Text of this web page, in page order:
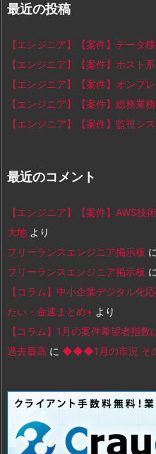
最近の投稿
【エンジニア】【案件】データ
【エンジニア】【案件】ホスト
【エンジニア】【案件】オンプ
【エンジニア】【案件】総務業
【エンジニア】【案件】監視シ
最近のコメント
【エンジニア】【案件】AWS技
大地 より
フリーランスエンジニア掲示板
フリーランスエンジニア掲示板
【コラム】中小企業デジタル化
たい - 金速まとめ+ より
【コラム】1月の案件希望者指
過去最高 に ◆◆◆1月の市況 そ